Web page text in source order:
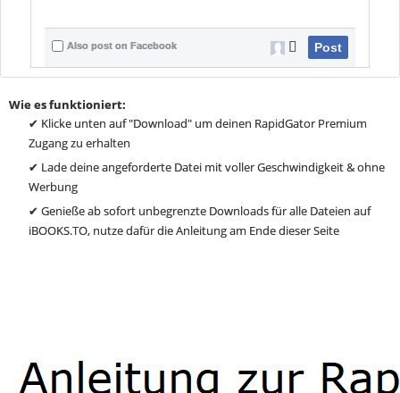
Also post on Facebook Post
Wie es funktioniert:
✔ Klicke unten auf "Download" um deinen RapidGator Premium
Zugang zu erhalten
✔ Lade deine angeforderte Datei mit voller Geschwindigkeit & ohne
Werbung
✔ Genieße ab sofort unbegrenzte Downloads für alle Dateien auf
iBOOKS.TO, nutze dafür die Anleitung am Ende dieser Seite